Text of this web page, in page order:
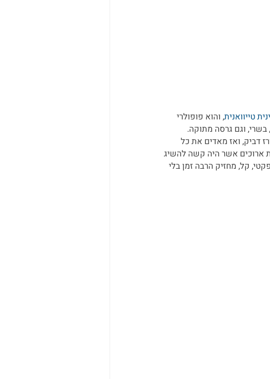
טייוואנית, והוא פופולרי
בשרי, וגם גרסה מתוקה.
דביק, ואז מאדים את כל
ארוכים אשר היה קשה להשיג
קל, מחזיק הרבה זמן בלי